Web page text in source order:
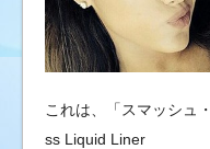
これは、「スマッシュ
ss Liquid Liner